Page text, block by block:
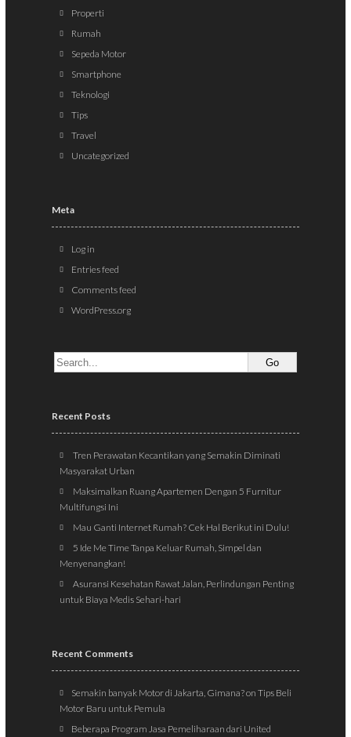
Properti
Rumah
Sepeda Motor
Smartphone
Teknologi
Tips
Travel
Uncategorized
Meta
Log in
Entries feed
Comments feed
WordPress.org
Recent Posts
Tren Perawatan Kecantikan yang Semakin Diminati
Masyarakat Urban
Maksimalkan Ruang Apartemen Dengan 5 Furnitur
Multifungsi Ini
Mau Ganti Internet Rumah? Cek Hal Berikut ini Dulu!
5 Ide Me Time Tanpa Keluar Rumah, Simpel dan
Menyenangkan!
Asuransi Kesehatan Rawat Jalan, Perlindungan Penting
untuk Biaya Medis Sehari-hari
Recent Comments
Semakin banyak Motor di Jakarta, Gimana?onTips Beli
Motor Baru untuk Pemula
Beberapa Program Jasa Pemeliharaan dari United